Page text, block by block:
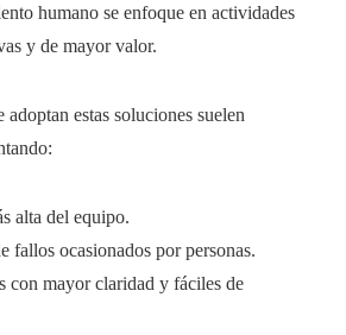
humano se enfoque en actividades
y de mayor valor.
adoptan estas soluciones suelen
alta del equipo.
fallos ocasionados por personas.
con mayor claridad y fáciles de